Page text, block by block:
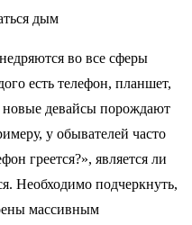
дым
во все сферы
есть телефон, планшет,
девайсы порождают
у обывателей часто
греется?», является ли
Необходимо подчеркнуть,
массивным